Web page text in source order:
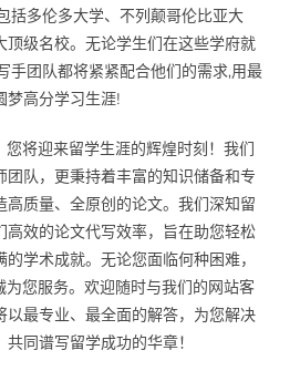
括多伦多大学、不列颠哥伦比亚大
顶级名校。无论学生们在这些学府就
手团队都将紧紧配合他们的需求,用最
梦高分学习生涯!
将迎来留学生涯的辉煌时刻！我们
团队，更秉持着丰富的知识储备和专
高质量、全原创的论文。我们深知留
高效的论文代写效率，旨在助您轻松
学术成就。无论您面临何种困难，
您服务。欢迎随时与我们的网站客
以最专业、最全面的解答，为您解决
同谱写留学成功的华章！